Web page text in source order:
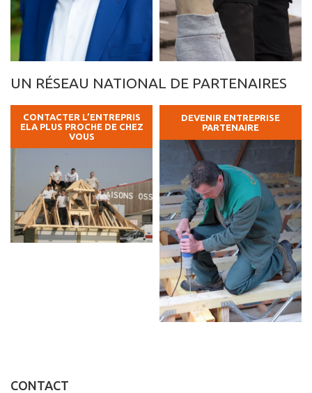
UN RÉSEAU NATIONAL DE PARTENAIRES
CONTACTER L’ENTREPRIS
ELA PLUS PROCHE DE CHEZ
VOUS
DEVENIR ENTREPRISE
PARTENAIRE
CONTACT